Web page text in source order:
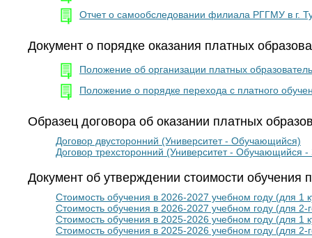
Отчет о самообследовании филиала РГГМУ в г.
Документ о порядке оказания платных
Положение об организации платных
Положение о порядке перехода с платного
Образец договора об оказании платных
Договор двусторонний (Университет - Обучающийся)
Договор трехсторонний (Университет - Обучающийся -
Документ об утверждении стоимости обучения
Стоимость обучения в 2026-2027 учебном году (для 1
Стоимость обучения в 2026-2027 учебном году (для
Стоимость обучения в 2025-2026 учебном году (для 1
Стоимость обучения в 2025-2026 учебном году (для